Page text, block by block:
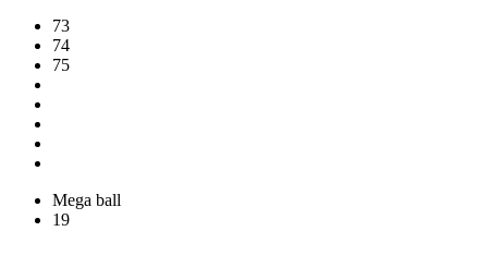
73
74
75
Mega ball
19